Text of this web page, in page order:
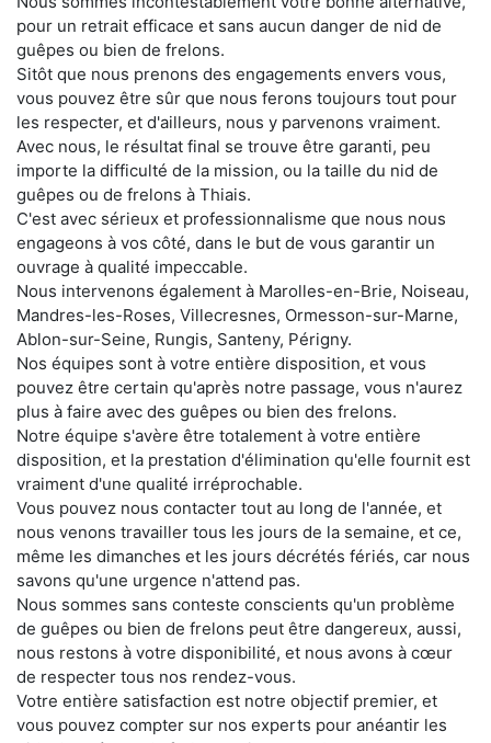
pour un retrait efficace et sans aucun danger de nid de
guêpes ou bien de frelons.
Sitôt que nous prenons des engagements envers vous,
vous pouvez être sûr que nous ferons toujours tout pour
les respecter, et d'ailleurs, nous y parvenons vraiment.
Avec nous, le résultat final se trouve être garanti, peu
importe la difficulté de la mission, ou la taille du nid de
guêpes ou de frelons à Thiais.
C'est avec sérieux et professionnalisme que nous nous
engageons à vos côté, dans le but de vous garantir un
ouvrage à qualité impeccable.
Nous intervenons également à Marolles-en-Brie, Noiseau,
Mandres-les-Roses, Villecresnes, Ormesson-sur-Marne,
Ablon-sur-Seine, Rungis, Santeny, Périgny.
Nos équipes sont à votre entière disposition, et vous
pouvez être certain qu'après notre passage, vous n'aurez
plus à faire avec des guêpes ou bien des frelons.
Notre équipe s'avère être totalement à votre entière
disposition, et la prestation d'élimination qu'elle fournit est
vraiment d'une qualité irréprochable.
Vous pouvez nous contacter tout au long de l'année, et
nous venons travailler tous les jours de la semaine, et ce,
même les dimanches et les jours décrétés fériés, car nous
savons qu'une urgence n'attend pas.
Nous sommes sans conteste conscients qu'un problème
de guêpes ou bien de frelons peut être dangereux, aussi,
nous restons à votre disponibilité, et nous avons à cœur
de respecter tous nos rendez-vous.
Votre entière satisfaction est notre objectif premier, et
vous pouvez compter sur nos experts pour anéantir les